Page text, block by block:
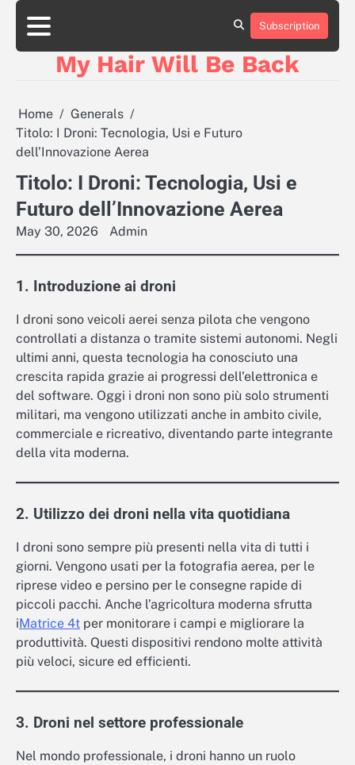
Skip
content
Subscription
My Hair Will Be Back
Home
Generals
Titolo: I Droni: Tecnologia, Usi e Futuro
dell’Innovazione Aerea
Titolo: I Droni: Tecnologia, Usi e
Futuro dell’Innovazione Aerea
May 30, 2026 Admin
1. Introduzione ai droni
I droni sono veicoli aerei senza pilota che vengono
controllati a distanza o tramite sistemi autonomi. Negli
ultimi anni, questa tecnologia ha conosciuto una
crescita rapida grazie ai progressi dell’elettronica e
del software. Oggi i droni non sono più solo strumenti
militari, ma vengono utilizzati anche in ambito civile,
commerciale e ricreativo, diventando parte integrante
della vita moderna.
2. Utilizzo dei droni nella vita quotidiana
I droni sono sempre più presenti nella vita di tutti i
giorni. Vengono usati per la fotografia aerea, per le
riprese video e persino per le consegne rapide di
piccoli pacchi. Anche l’agricoltura moderna sfrutta
iMatrice 4t per monitorare i campi e migliorare la
produttività. Questi dispositivi rendono molte attività
più veloci, sicure ed efficienti.
3. Droni nel settore professionale
Nel mondo professionale, i droni hanno un ruolo